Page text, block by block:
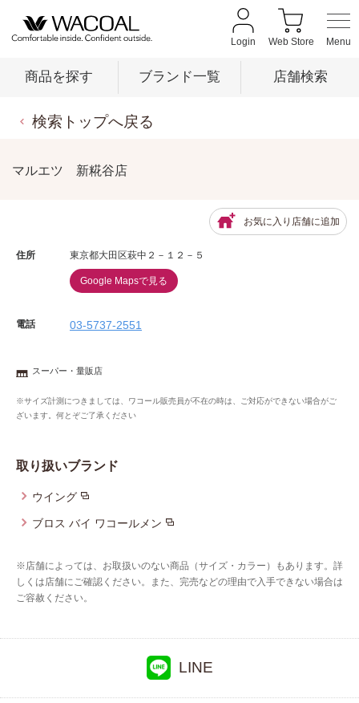
Login Web Store
商品を探す ブランド一覧 店舗検索
店舗検索
お知らせ
ワコールウェブストア
公式アプリ
ニュース＆トピックス
企業情報
SNSアカウント一覧
検索トップへ戻る
マルエツ 新糀谷店
お気に入り店舗に追加
住所 東京都大田区萩中２－１２－５
Google Mapsで見る
電話 03-5737-2551
スーパー・量販店
※サイズ計測につきましては、ワコール販売員が不在の時は、ご対応ができない場合がご
ざいます。何とぞご了承ください
取り扱いブランド
ウイング
ブロス バイ ワコールメン
※店舗によっては、お取扱いのない商品（サイズ・カラー）もあります。詳
しくは店舗にご確認ください。また、完売などの理由で入手できない場合は
ご容赦ください。
LINE